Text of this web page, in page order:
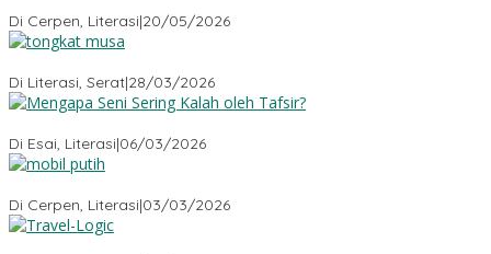
Di Cerpen, Literasi|20/05/2026
Di Literasi, Serat|28/03/2026
Di Esai, Literasi|06/03/2026
Di Cerpen, Literasi|03/03/2026